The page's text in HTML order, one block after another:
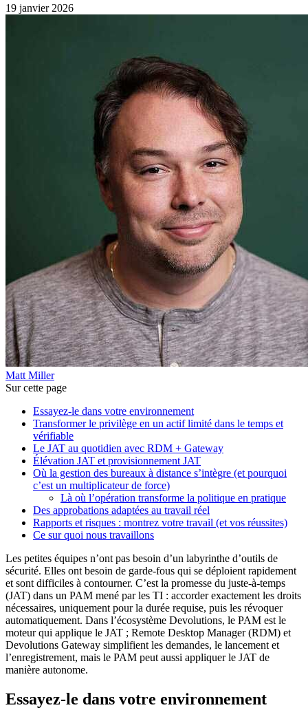
19 janvier 2026
Matt Miller
Sur cette page
Essayez-le dans votre environnement
Transformer le privilège en un actif limité dans le temps et
vérifiable
Le JAT au quotidien avec RDM + Gateway
Élévation JAT et provisionnement JAT
Où la gestion des bureaux à distance s’intègre (et pourquoi
c’est un multiplicateur de force)
Là où l’opération transforme la politique en pratique
Des approbations adaptées au travail réel
Rapports et risques : montrez votre travail (et vos réussites)
Ce sur quoi nous travaillons
Les petites équipes n’ont pas besoin d’un labyrinthe d’outils de
sécurité. Elles ont besoin de garde-fous qui se déploient rapidement
et sont difficiles à contourner. C’est la promesse du juste-à-temps
(JAT) dans un PAM mené par les TI : accorder exactement les droits
nécessaires, uniquement pour la durée requise, puis les révoquer
automatiquement. Dans l’écosystème Devolutions, le PAM est le
moteur qui applique le JAT ; Remote Desktop Manager (RDM) et
Devolutions Gateway simplifient les demandes, le lancement et
l’enregistrement, mais le PAM peut aussi appliquer le JAT de
manière autonome.
Essayez-le dans votre environnement